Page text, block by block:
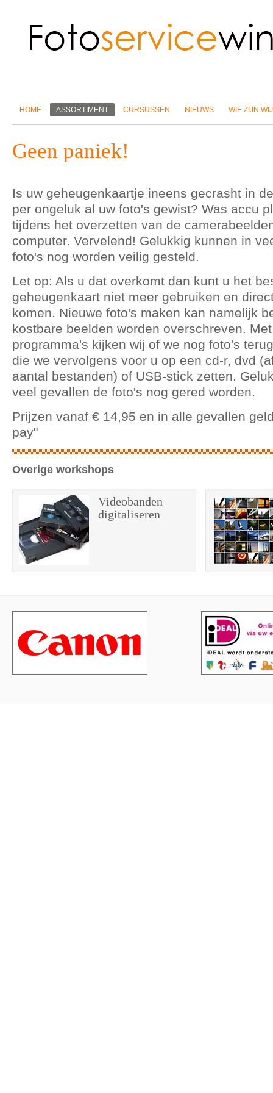
HOME ASSORTIMENT CURSUSSEN NIEUWS WIE ZIJN WIJ
Geen paniek!
Is uw geheugenkaartje ineens gecrasht in
per ongeluk al uw foto's gewist? Was accu
tijdens het overzetten van de
computer. Vervelend! Gelukkig kunnen in
foto's nog worden veilig gesteld.
Let op: Als u dat overkomt dan kunt u het
geheugenkaart niet meer gebruiken en
komen. Nieuwe foto's maken kan namelijk
kostbare beelden worden overschreven.
programma's kijken wij of we nog foto's
die we vervolgens voor u op een cd-r, dvd
aantal bestanden) of USB-stick zetten.
veel gevallen de foto's nog gered worden.
Prijzen vanaf € 14,95 en in alle gevallen
pay"
Overige workshops
Videobanden
digitaliseren